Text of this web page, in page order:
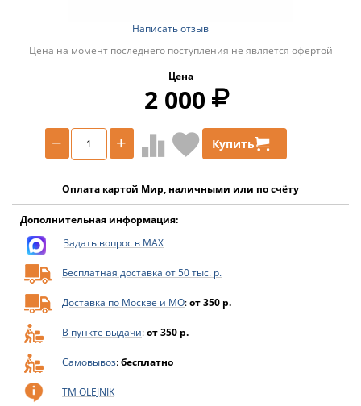
Написать отзыв
Цена на момент последнего поступления не является офертой
Цена
2 000
+
− Купить
Оплата картой Мир, наличными или по счёту
Дополнительная информация:
Задать вопрос в MAX
Бесплатная доставка от 50 тыс. р.
Доставка по Москве и МО:от 350 р.
В пункте выдачи:от 350 р.
Самовывоз:бесплатно
ТМ OLEJNIK